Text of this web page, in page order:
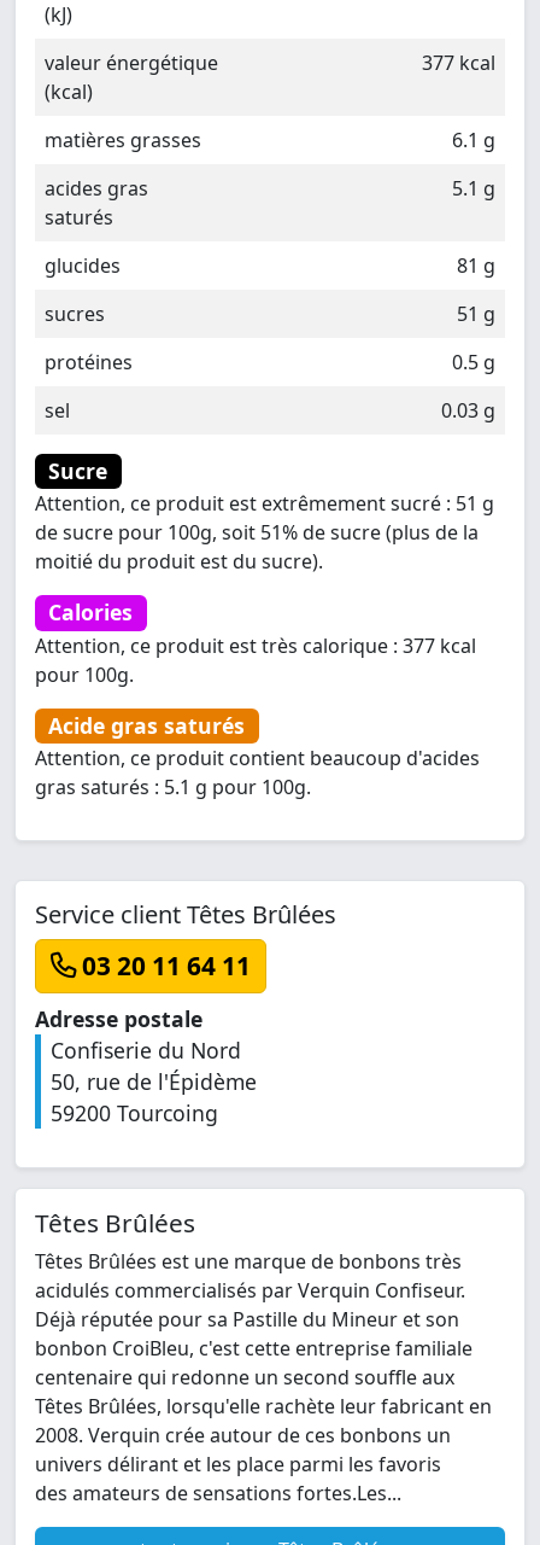
(kJ)
valeur énergétique
(kcal)
377 kcal
matières grasses
6.1 g
acides gras
saturés
5.1 g
glucides
81 g
sucres
51 g
protéines
0.5 g
sel
0.03 g
Sucre
Attention, ce produit est extrêmement sucré : 51 g
de sucre pour 100g, soit 51% de sucre (plus de la
moitié du produit est du sucre).
Calories
Attention, ce produit est très calorique : 377 kcal
pour 100g.
Acide gras saturés
Attention, ce produit contient beaucoup d'acides
gras saturés : 5.1 g pour 100g.
Service client Têtes Brûlées
03 20 11 64 11
Adresse postale
Confiserie du Nord
50, rue de l'Épidème
59200 Tourcoing
Têtes Brûlées
Têtes Brûlées est une marque de bonbons très
acidulés commercialisés par Verquin Confiseur.
Déjà réputée pour sa Pastille du Mineur et son
bonbon CroiBleu, c'est cette entreprise familiale
centenaire qui redonne un second souffle aux
Têtes Brûlées, lorsqu'elle rachète leur fabricant en
2008. Verquin crée autour de ces bonbons un
univers délirant et les place parmi les favoris
des amateurs de sensations fortes.Les...